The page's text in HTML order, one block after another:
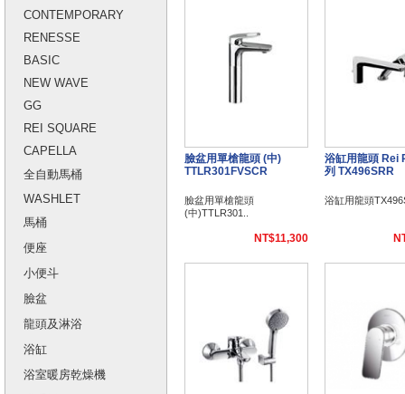
CONTEMPORARY
RENESSE
BASIC
NEW WAVE
GG
REI SQUARE
CAPELLA
全自動馬桶
WASHLET
馬桶
便座
小便斗
臉盆
龍頭及淋浴
浴缸
浴室暖房乾燥機
臉盆用單槍龍頭 (中)
TTLR301FVSCR
臉盆用單槍龍頭
(中)TTLR301..
NT$11,300
浴缸用龍頭 Rei
列 TX496SRR
浴缸用龍頭